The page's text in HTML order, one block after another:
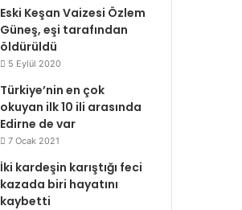
Eski Keşan Vaizesi Özlem
Güneş, eşi tarafından
öldürüldü
5 Eylül 2020
Türkiye’nin en çok
okuyan ilk 10 ili arasında
Edirne de var
7 Ocak 2021
İki kardeşin karıştığı feci
kazada biri hayatını
kaybetti